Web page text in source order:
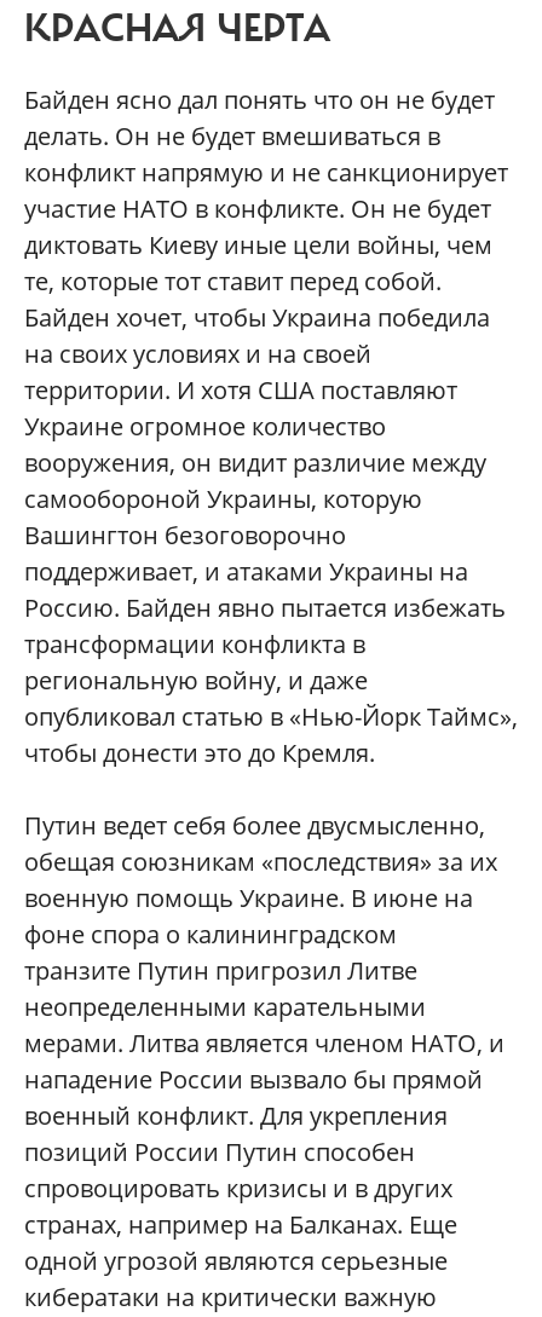
КРАСНАЯ ЧЕРТА
Байден ясно дал понять что он не будет
делать. Он не будет вмешиваться в
конфликт напрямую и не санкционирует
участие НАТО в конфликте. Он не будет
диктовать Киеву иные цели войны, чем
те, которые тот ставит перед собой.
Байден хочет, чтобы Украина победила
на своих условиях и на своей
территории. И хотя США поставляют
Украине огромное количество
вооружения, он видит различие между
самообороной Украины, которую
Вашингтон безоговорочно
поддерживает, и атаками Украины на
Россию. Байден явно пытается избежать
трансформации конфликта в
региональную войну, и даже
опубликовал статью в «Нью-Йорк Таймс»,
чтобы донести это до Кремля.
Путин ведет себя более двусмысленно,
обещая союзникам «последствия» за их
военную помощь Украине. В июне на
фоне спора о калининградском
транзите Путин пригрозил Литве
неопределенными карательными
мерами. Литва является членом НАТО, и
нападение России вызвало бы прямой
военный конфликт. Для укрепления
позиций России Путин способен
спровоцировать кризисы и в других
странах, например на Балканах. Еще
одной угрозой являются серьезные
кибератаки на критически важную